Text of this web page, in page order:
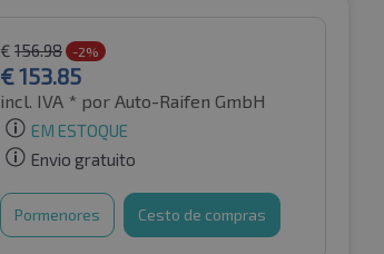
€ 156.98 -2%
€153.85
incl. IVA * por Auto-Raifen GmbH
EM ESTOQUE
Envio gratuito
Pormenores Cesto de compras